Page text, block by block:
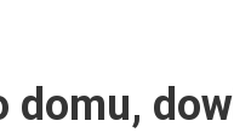
domu,